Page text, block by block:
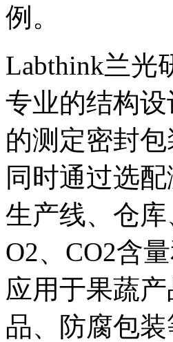
例。
Labthink兰光
专业的结构
的测定密封
同时通过选
生产线、仓
O2、CO2含
应用于果蔬
品、防腐包装